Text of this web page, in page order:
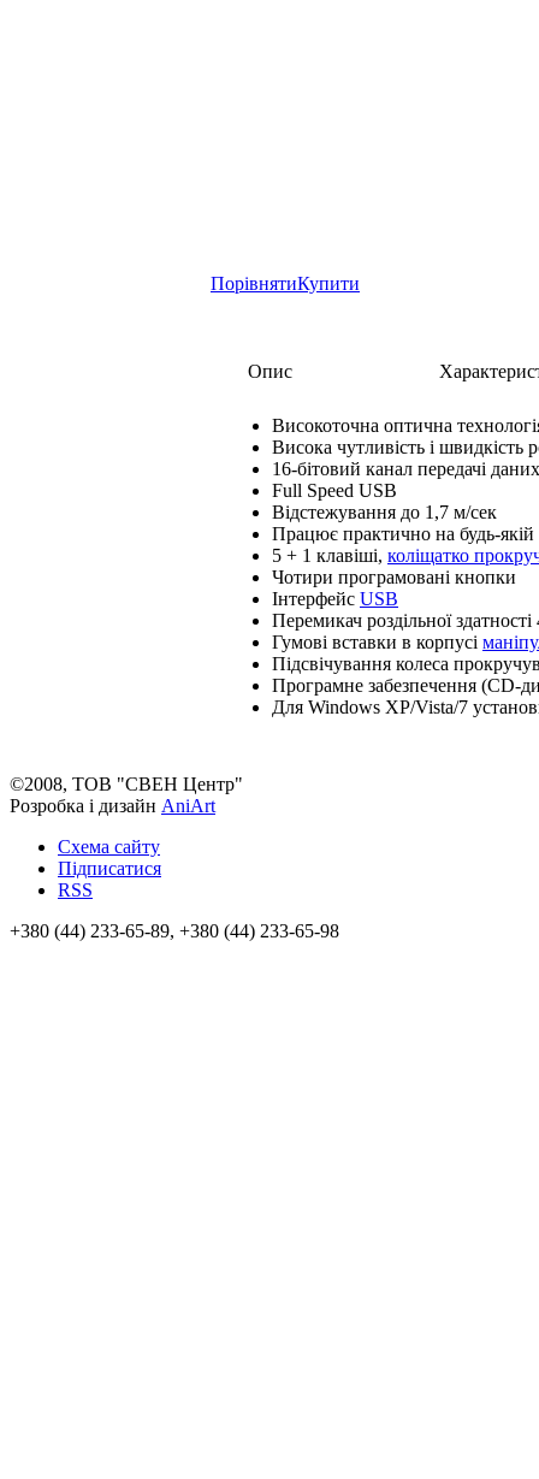
ПорівнятиКупити
Опис
Високоточна оптична
Висока чутливість і швидкість
16-бітовий канал передачі даних
Full Speed USB
Відстежування до 1,7 м/сек
Працює практично на будь-якій
5 + 1 клавіші, коліщатко
Чотири програмовані кнопки
Інтерфейс USB
Перемикач роздільної
Гумові вставки в корпусі
Підсвічування колеса
Програмне забезпечення (CD-
Для Windows XP/Vista/7
©2008, ТОВ "СВЕН Центр"
Розробка і дизайн AniArt
Схема сайту
Підписатися
RSS
+380 (44) 233-65-89, +380 (44) 233-65-98